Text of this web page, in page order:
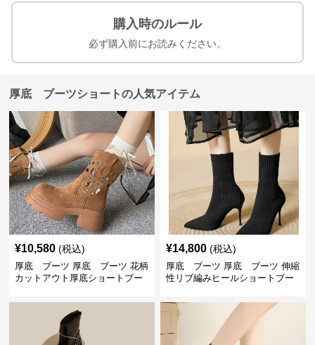
購入時のルール
必ず購入前にお読みください。
厚底 ブーツショートの人気アイテム
¥10,580 (税込)
厚底 ブーツ 厚底 ブーツ 花柄
カットアウト厚底ショートブー
¥14,800 (税込)
厚底 ブーツ 厚底 ブーツ 伸縮
性リブ編みヒールショートブー